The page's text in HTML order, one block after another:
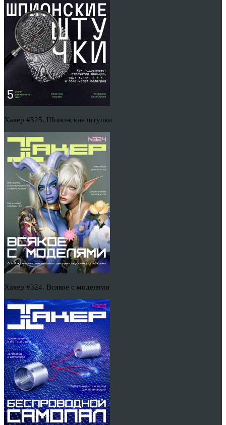
Хакер #325. Шпионские штучки
Хакер #324. Всякое с моделями